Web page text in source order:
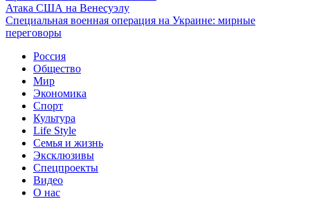
Атака США на Венесуэлу
Специальная военная операция на Украине: мирные
переговоры
Россия
Общество
Мир
Экономика
Спорт
Культура
Life Style
Семья и жизнь
Эксклюзивы
Спецпроекты
Видео
О нас